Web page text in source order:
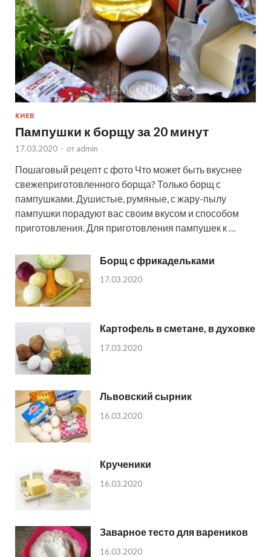
КИЕВ
Пампушки к борщу за 20 минут
17.03.2020 - от admin
Пошаговый рецепт с фото Что может быть вкуснее
свежеприготовленного борща? Только борщ с
пампушками. Душистые, румяные, с жару-пылу
пампушки порадуют вас своим вкусом и способом
приготовления. Для приготовления пампушек к …
Борщ с фрикадельками
17.03.2020
Картофель в сметане, в духовке
17.03.2020
Львовский сырник
16.03.2020
Крученики
16.03.2020
Заварное тесто для вареников
16.03.2020